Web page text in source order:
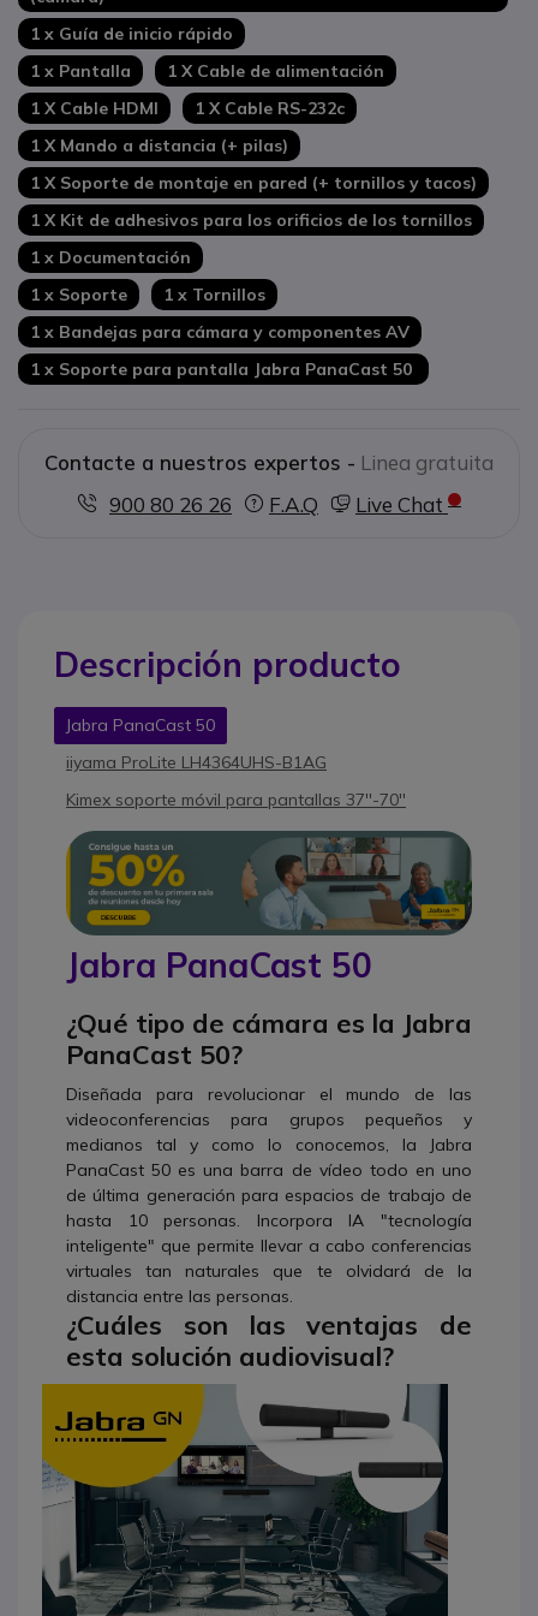
1 x Guía de inicio rápido
1 x Pantalla
1 X Cable de alimentación
1 X Cable HDMI
1 X Cable RS-232c
1 X Mando a distancia (+ pilas)
1 X Soporte de montaje en pared (+ tornillos y tacos)
1 X Kit de adhesivos para los orificios de los tornillos
1 x Documentación
1 x Soporte
1 x Tornillos
1 x Bandejas para cámara y componentes AV
1 x Soporte para pantalla Jabra PanaCast 50
Contacte a nuestros expertos - Linea gratuita
900 80 26 26
F.A.Q Live Chat
Descripción producto
Jabra PanaCast 50
iiyama ProLite LH4364UHS-B1AG
Kimex soporte móvil para pantallas 37''-70''
Jabra PanaCast 50
¿Qué tipo de cámara es la Jabra
PanaCast 50?
Diseñada para revolucionar el mundo de las
videoconferencias para grupos pequeños y
medianos tal y como lo conocemos, la Jabra
PanaCast 50 es una barra de vídeo todo en uno
de última generación para espacios de trabajo de
hasta 10 personas. Incorpora IA "tecnología
inteligente" que permite llevar a cabo conferencias
virtuales tan naturales que te olvidará de la
distancia entre las personas.
¿Cuáles son las ventajas de
esta solución audiovisual?